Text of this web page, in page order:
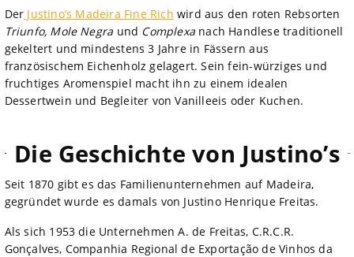
Der Justino’s Madeira Fine Rich wird aus den roten Rebsorten
Triunfo, Mole Negra und Complexanach Handlese traditionell
gekeltert und mindestens 3 Jahre in Fässern aus
französischem Eichenholz gelagert. Sein fein-würziges und
fruchtiges Aromenspiel macht ihn zu einem idealen
Dessertwein und Begleiter von Vanilleeis oder Kuchen.
Die Geschichte von Justino’s
Seit 1870 gibt es das Familienunternehmen auf Madeira,
gegründet wurde es damals von Justino Henrique Freitas.
Als sich 1953 die Unternehmen A. de Freitas, C.R.C.R.
Gonçalves, Companhia Regional de Exportação de Vinhos da